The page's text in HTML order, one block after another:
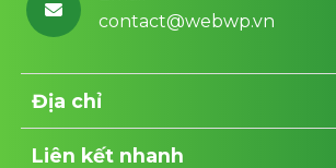
contact@webwp.vn
Địa chỉ
Liên kết nhanh